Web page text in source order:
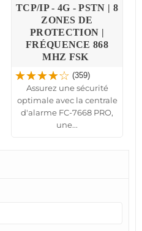
TCP/IP - 4G - PSTN | 8
ZONES DE
PROTECTION |
FRÉQUENCE 868
MHZ FSK
(359)
Assurez une sécurité
optimale avec la centrale
d'alarme FC-7668 PRO,
une...